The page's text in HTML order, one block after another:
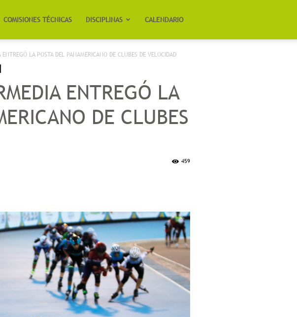
COMISIONES TÉCNICAS DISCIPLINAS CALENDARIO
ENTREGÓ LA POSTA DEL PANAMERICANO DE CLUBES DE VELOCIDAD
ENTREGÓ LA
DE CLUBES
459